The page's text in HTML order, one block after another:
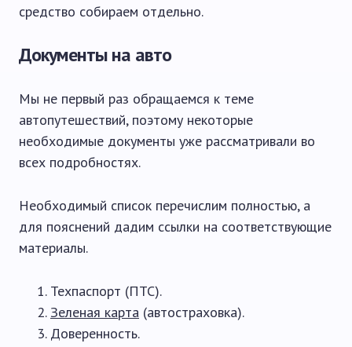
средство собираем отдельно.
Документы на авто
Мы не первый раз обращаемся к теме
автопутешествий, поэтому некоторые
необходимые документы уже рассматривали во
всех подробностях.
Необходимый список перечислим полностью, а
для пояснений дадим ссылки на соответствующие
материалы.
Техпаспорт (ПТС).
Зеленая карта (автостраховка).
Доверенность.